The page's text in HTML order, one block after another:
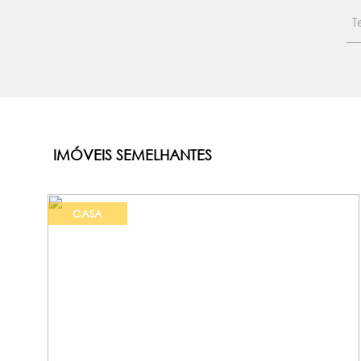
IMÓVEIS SEMELHANTES
CASA